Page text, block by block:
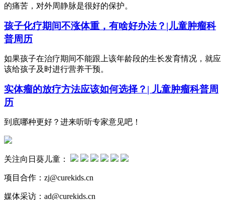
的痛苦，对外周静脉是很好的保护。
孩子化疗期间不涨体重，有啥好办法？|儿童肿瘤科
普周历
如果孩子在治疗期间不能跟上该年龄段的生长发育情况，就应
该给孩子及时进行营养干预。
实体瘤的放疗方法应该如何选择？| 儿童肿瘤科普周
历
到底哪种更好？进来听听专家意见吧！
关注向日葵儿童：
项目合作：zj@curekids.cn
媒体采访：ad@curekids.cn